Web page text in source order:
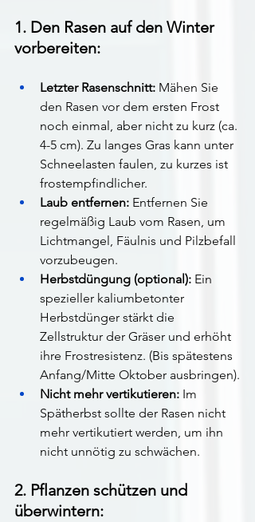
1. Den Rasen auf den Winter
vorbereiten:
Letzter Rasenschnitt: Mähen Sie
den Rasen vor dem ersten Frost
noch einmal, aber nicht zu kurz (ca.
4-5 cm). Zu langes Gras kann unter
Schneelasten faulen, zu kurzes ist
frostempfindlicher.
Laub entfernen: Entfernen Sie
regelmäßig Laub vom Rasen, um
Lichtmangel, Fäulnis und Pilzbefall
vorzubeugen.
Herbstdüngung (optional): Ein
spezieller kaliumbetonter
Herbstdünger stärkt die
Zellstruktur der Gräser und erhöht
ihre Frostresistenz. (Bis spätestens
Anfang/Mitte Oktober ausbringen).
Nicht mehr vertikutieren: Im
Spätherbst sollte der Rasen nicht
mehr vertikutiert werden, um ihn
nicht unnötig zu schwächen.
2. Pflanzen schützen und
überwintern: